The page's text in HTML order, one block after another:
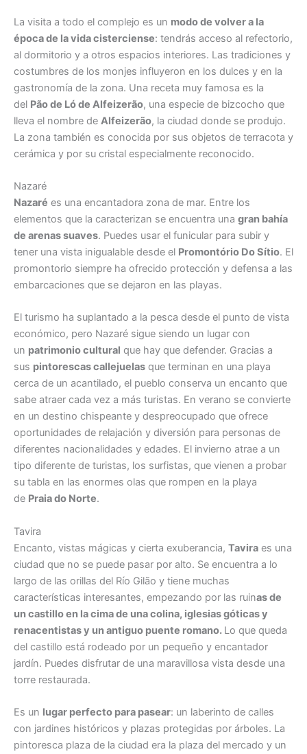
La visita a todo el complejo es un modo de volver a la
época de la vida cisterciense: tendrás acceso al refectorio,
al dormitorio y a otros espacios interiores. Las tradiciones y
costumbres de los monjes influyeron en los dulces y en la
gastronomía de la zona. Una receta muy famosa es la
del Pão de Ló de Alfeizerão, una especie de bizcocho que
lleva el nombre de Alfeizerão, la ciudad donde se produjo.
La zona también es conocida por sus objetos de terracota y
cerámica y por su cristal especialmente reconocido.
Nazaré
Nazaré es una encantadora zona de mar. Entre los
elementos que la caracterizan se encuentra una gran bahía
de arenas suaves. Puedes usar el funicular para subir y
tener una vista inigualable desde el Promontório Do Sítio. El
promontorio siempre ha ofrecido protección y defensa a las
embarcaciones que se dejaron en las playas.
El turismo ha suplantado a la pesca desde el punto de vista
económico, pero Nazaré sigue siendo un lugar con
un patrimonio cultural que hay que defender. Gracias a
sus pintorescas callejuelas que terminan en una playa
cerca de un acantilado, el pueblo conserva un encanto que
sabe atraer cada vez a más turistas. En verano se convierte
en un destino chispeante y despreocupado que ofrece
oportunidades de relajación y diversión para personas de
diferentes nacionalidades y edades. El invierno atrae a un
tipo diferente de turistas, los surfistas, que vienen a probar
su tabla en las enormes olas que rompen en la playa
de Praia do Norte.
Tavira
Encanto, vistas mágicas y cierta exuberancia, Tavira es una
ciudad que no se puede pasar por alto. Se encuentra a lo
largo de las orillas del Río Gilão y tiene muchas
características interesantes, empezando por las ruinas de
un castillo en la cima de una colina, iglesias góticas y
renacentistas y un antiguo puente romano. Lo que queda
del castillo está rodeado por un pequeño y encantador
jardín. Puedes disfrutar de una maravillosa vista desde una
torre restaurada.
Es un lugar perfecto para pasear: un laberinto de calles
con jardines históricos y plazas protegidas por árboles. La
pintoresca plaza de la ciudad era la plaza del mercado y un